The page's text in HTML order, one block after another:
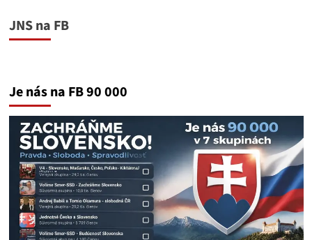
JNS na FB
Je nás na FB 90 000